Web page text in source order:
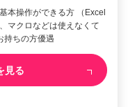
本操作ができる方 （Excel
マクロなどは使えなくて
持ちの方優遇
見る